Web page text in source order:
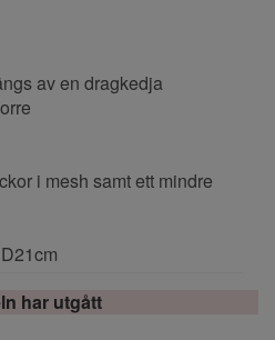
av en dragkedja
i mesh samt ett mindre
har utgått